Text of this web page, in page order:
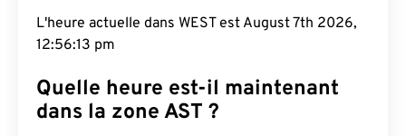
L'heure actuelle dans WEST est August 7th 2026,
12:56:14 pm
Quelle heure est-il maintenant
dans la zone AST ?